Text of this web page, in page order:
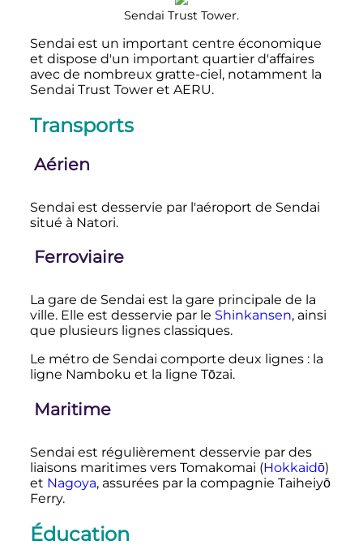
Sendai Trust Tower.
Sendai est un important centre économique
et dispose d'un important quartier d'affaires
avec de nombreux gratte-ciel, notamment la
Sendai Trust Tower et AERU.
Transports
Aérien
Sendai est desservie par l'aéroport de Sendai
situé à Natori.
Ferroviaire
La gare de Sendai est la gare principale de la
ville. Elle est desservie par le Shinkansen, ainsi
que plusieurs lignes classiques.
Le métro de Sendai comporte deux lignes : la
ligne Namboku et la ligne Tōzai.
Maritime
Sendai est régulièrement desservie par des
liaisons maritimes vers Tomakomai (Hokkaidō)
et Nagoya, assurées par la compagnie Taiheiyō
Ferry.
Éducation